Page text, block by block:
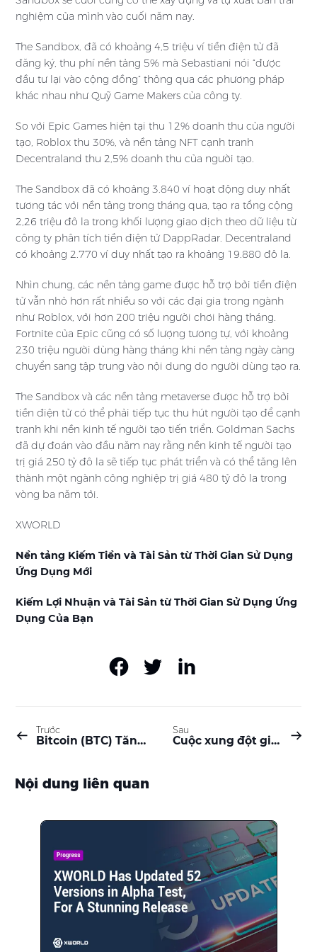
nghiệm của mình vào cuối năm nay.
The Sandbox, đã có khoảng 4,5 triệu ví tiền điện tử đã
đăng ký, thu phí nền tảng 5% mà Sebastiani nói “được
đầu tư lại vào cộng đồng” thông qua các phương pháp
khác nhau như Quỹ Game Makers của công ty.
So với Epic Games hiện tại thu 12% doanh thu của người
tạo, Roblox thu 30%, và nền tảng NFT cạnh tranh
Decentraland thu 2,5% doanh thu của người tạo.
The Sandbox đã có khoảng 3.840 ví hoạt động duy nhất
tương tác với nền tảng trong tháng qua, tạo ra tổng cộng
2,26 triệu đô la trong khối lượng giao dịch theo dữ liệu từ
công ty phân tích tiền điện tử DappRadar. Decentraland
có khoảng 2.770 ví duy nhất tạo ra khoảng 19.880 đô la.
Nhìn chung, các nền tảng game được hỗ trợ bởi tiền điện
tử vẫn nhỏ hơn rất nhiều so với các đại gia trong ngành
như Roblox, với hơn 200 triệu người chơi hàng tháng.
Fortnite của Epic cũng có số lượng tương tự, với khoảng
230 triệu người dùng hàng tháng khi nền tảng ngày càng
chuyển sang tập trung vào nội dung do người dùng tạo ra.
The Sandbox và các nền tảng metaverse được hỗ trợ bởi
tiền điện tử có thể phải tiếp tục thu hút người tạo để cạnh
tranh khi nền kinh tế người tạo tiến triển. Goldman Sachs
đã dự đoán vào đầu năm nay rằng nền kinh tế người tạo
trị giá 250 tỷ đô la sẽ tiếp tục phát triển và có thể tăng lên
thành một ngành công nghiệp trị giá 480 tỷ đô la trong
vòng ba năm tới.
XWORLD
Nền tảng Kiếm Tiền và Tài Sản từ Thời Gian Sử Dụng
Ứng Dụng Mới
Kiếm Lợi Nhuận và Tài Sản từ Thời Gian Sử Dụng Ứng
Dụng Của Bạn
Trước
Bitcoin (BTC) Tăng mạnh về mức 30.000 đô la, Solana (SOL) tăng vọt 13% hàng ngày (Market Watch)
Sau
Cuộc xung đột giữa Hamas và Israel đã gây ra sự tăng đáng kể về quan tâm đến tài sản tiền điện tử; Ferrari và Taylor Swift chấp nhận thanh toán bằng Bitcoin; Có thể trí tuệ nhân tạo giải mã giấc mơ thành hiện thực? | XWORLD Daily
Nội dung liên quan